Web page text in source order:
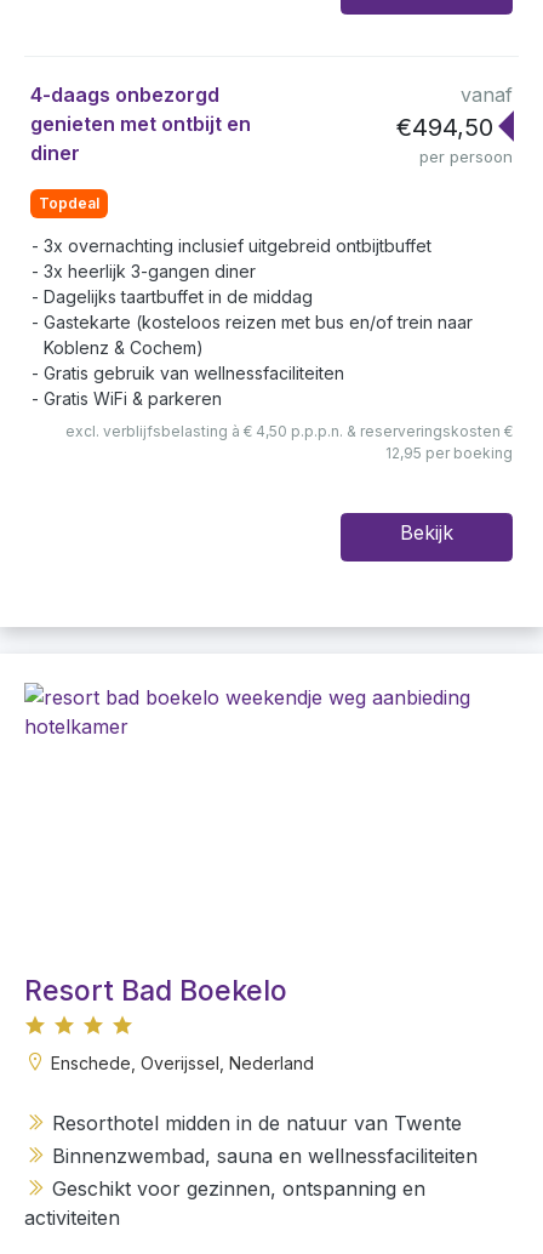
4-daags onbezorgd
genieten met ontbijt en
diner
Topdeal
vanaf
€494,50
per persoon
3x overnachting inclusief uitgebreid ontbijtbuffet
3x heerlijk 3-gangen diner
Dagelijks taartbuffet in de middag
Gastekarte (kosteloos reizen met bus en/of trein naar
Koblenz & Cochem)
Gratis gebruik van wellnessfaciliteiten
Gratis WiFi & parkeren
excl. verblijfsbelasting à € 4,50 p.p.p.n. & reserveringskosten €
12,95 per boeking
Bekijk
Resort Bad Boekelo
Enschede, Overijssel, Nederland
Resorthotel midden in de natuur van Twente
Binnenzwembad, sauna en wellnessfaciliteiten
Geschikt voor gezinnen, ontspanning en
activiteiten